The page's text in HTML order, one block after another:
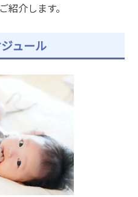
紹介します。
ュール